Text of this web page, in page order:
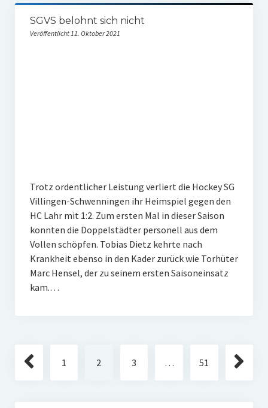
SGVS belohnt sich nicht
Veröffentlicht 11. Oktober 2021
Trotz ordentlicher Leistung verliert die Hockey SG
Villingen-Schwenningen ihr Heimspiel gegen den
HC Lahr mit 1:2. Zum ersten Mal in dieser Saison
konnten die Doppelstädter personell aus dem
Vollen schöpfen. Tobias Dietz kehrte nach
Krankheit ebenso in den Kader zurück wie Torhüter
Marc Hensel, der zu seinem ersten Saisoneinsatz
kam.…
der
1 2 3 … 51